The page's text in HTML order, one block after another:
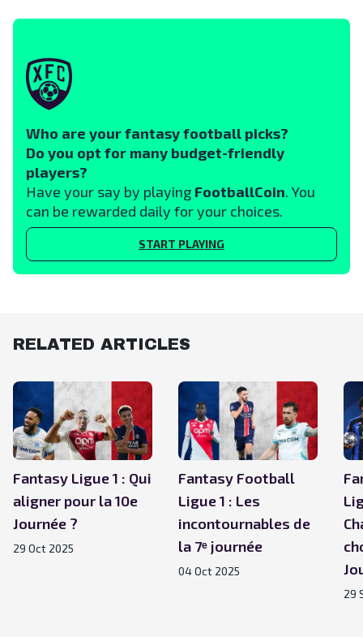
Who are your fantasy football picks?
Do you opt for many budget-friendly
players?
Have your say by playing FootballCoin. You
can be rewarded daily for your choices.
START PLAYING
RELATED ARTICLES
Fantasy Ligue 1 : Qui
aligner pour la 10e
Journée ?
29 Oct 2025
Fantasy Football
Ligue 1 : Les
incontournables de
la 7ᵉ journée
04 Oct 2025
29